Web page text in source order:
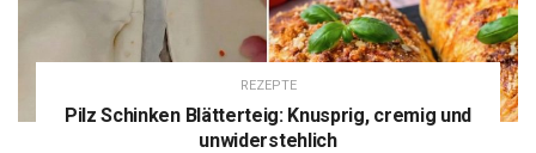
REZEPTE
Pilz Schinken Blätterteig: Knusprig, cremig und
unwiderstehlich